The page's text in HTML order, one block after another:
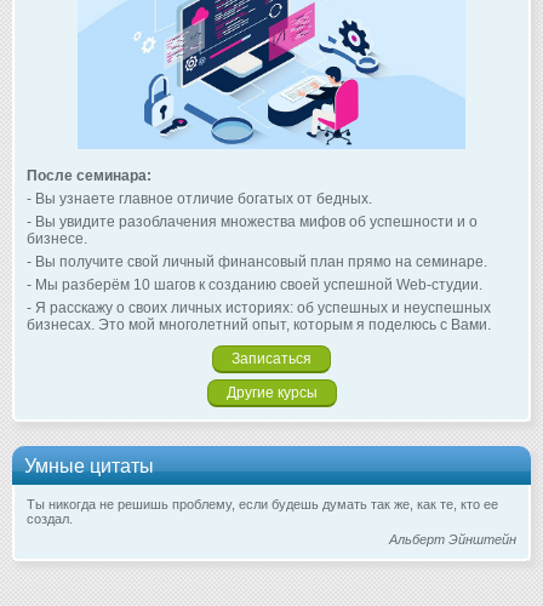
После семинара:
- Вы узнаете главное отличие богатых от бедных.
- Вы увидите разоблачения множества мифов об успешности и о
бизнесе.
- Вы получите свой личный финансовый план прямо на семинаре.
- Мы разберём 10 шагов к созданию своей успешной Web-студии.
- Я расскажу о своих личных историях: об успешных и неуспешных
бизнесах. Это мой многолетний опыт, которым я поделюсь с Вами.
Записаться
Другие курсы
Умные цитаты
Ты никогда не решишь проблему, если будешь думать так же, как те, кто ее
создал.
Альберт Эйнштейн